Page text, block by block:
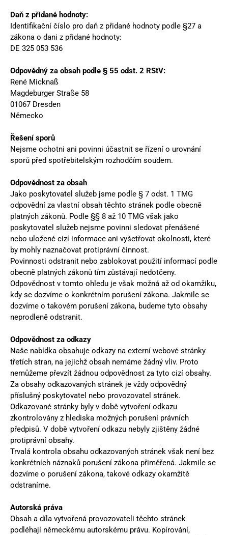
Daň z přidané hodnoty:
Identifikační číslo pro daň z přidané hodnoty podle §27 a
zákona o dani z přidané hodnoty:
DE 325 053 536
Odpovědný za obsah podle § 55 odst. 2 RStV:
René Micknaß
Magdeburger Straße 58
01067 Dresden
Německo
Řešení sporů
Nejsme ochotni ani povinni účastnit se řízení o urovnání
sporů před spotřebitelským rozhodčím soudem.
Odpovědnost za obsah
Jako poskytovatel služeb jsme podle § 7 odst. 1 TMG
odpovědní za vlastní obsah těchto stránek podle obecně
platných zákonů. Podle §§ 8 až 10 TMG však jako
poskytovatel služeb nejsme povinni sledovat přenášené
nebo uložené cizí informace ani vyšetřovat okolnosti, které
by mohly naznačovat protiprávní činnost.
Povinnosti odstranit nebo zablokovat použití informací podle
obecně platných zákonů tím zůstávají nedotčeny.
Odpovědnost v tomto ohledu je však možná až od okamžiku,
kdy se dozvíme o konkrétním porušení zákona. Jakmile se
dozvíme o takovém porušení zákona, budeme tyto obsahy
neprodleně odstranit.
Odpovědnost za odkazy
Naše nabídka obsahuje odkazy na externí webové stránky
třetích stran, na jejichž obsah nemáme žádný vliv. Proto
nemůžeme převzít žádnou odpovědnost za tyto cizí obsahy.
Za obsahy odkazovaných stránek je vždy odpovědný
příslušný poskytovatel nebo provozovatel stránek.
Odkazované stránky byly v době vytvoření odkazu
zkontrolovány z hlediska možných porušení právních
předpisů. V době vytvoření odkazu nebyly zjištěny žádné
protiprávní obsahy.
Trvalá kontrola obsahu odkazovaných stránek však není bez
konkrétních náznaků porušení zákona přiměřená. Jakmile se
dozvíme o porušení zákona, takové odkazy okamžitě
odstraníme.
Autorská práva
Obsah a díla vytvořená provozovateli těchto stránek
podléhají německému autorskému právu. Kopírování,